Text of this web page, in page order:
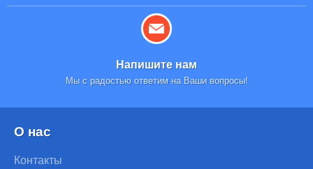
Напишите нам
Мы с радостью ответим на Ваши вопросы!
О нас
Контакты